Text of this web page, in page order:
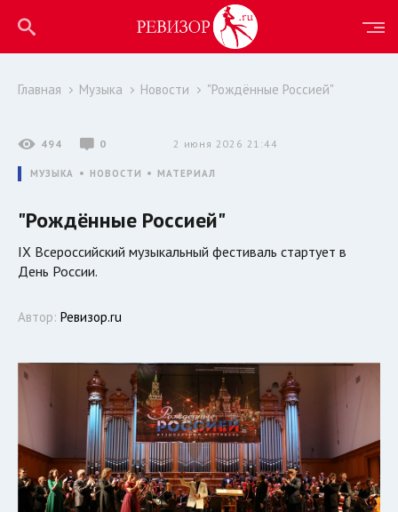
Главная Музыка Новости "Рождённые Россией"
494 0 2 июня 2026 21:44
МУЗЫКА НОВОСТИ МАТЕРИАЛ
"Рождённые Россией"
IX Всероссийский музыкальный фестиваль стартует в
День России.
Автор: Ревизор.ru